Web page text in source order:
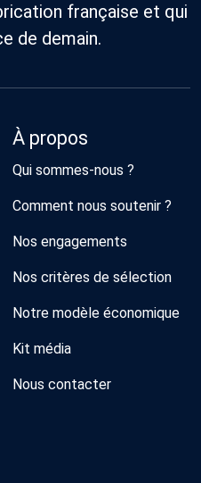
française et qui
de demain.
À propos
Qui sommes-nous ?
Comment nous soutenir ?
Nos engagements
Nos critères de sélection
Notre modèle économique
Kit média
Nous contacter